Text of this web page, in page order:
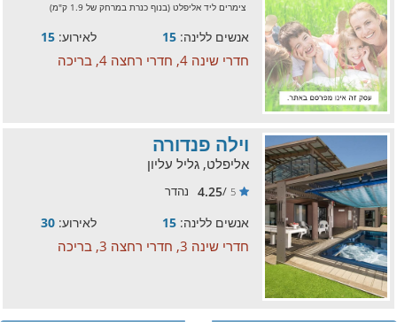
צימרים ליד אליפלט (בנוף כנרת במרחק של 1.9 ק"מ)
אנשים ללינה: 15 לאירוע: 15
חדרי שינה 4, חדרי רחצה 4, בריכה
וילה פנדורה
אליפלט, גליל עליון
5
/
4.25 נהדר
אנשים ללינה: 15 לאירוע: 30
חדרי שינה 3, חדרי רחצה 3, בריכה